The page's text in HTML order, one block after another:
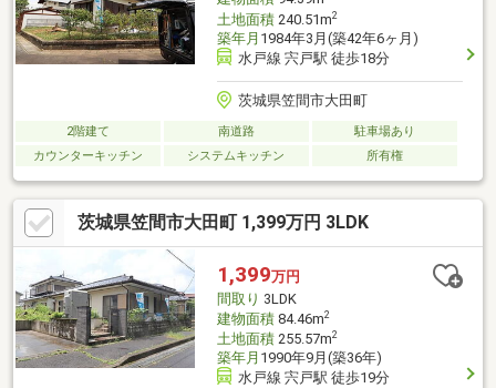
土地面積240.51m2
築年月 1984年3月(築42年6ヶ月)
水戸線 宍戸駅 徒歩18分
茨城県笠間市大田町
2階建て 南道路
駐車場あり
カウンターキッチン
システムキッチン 所有権
茨城県笠間市大田町 1,399万円 3LDK
1,399万円
間取り 3LDK
建物面積84.46m2
土地面積255.57m2
築年月 1990年9月(築36年)
水戸線 宍戸駅 徒歩19分